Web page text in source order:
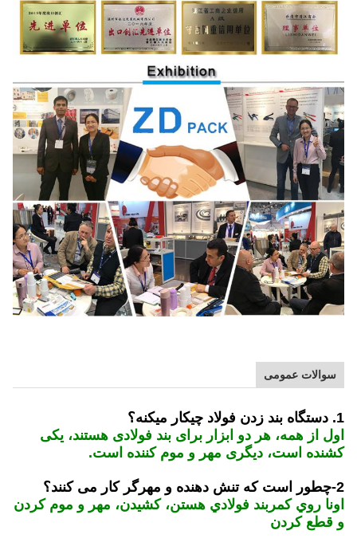
سوالات عمومی
1. دستگاه بند زدن فولاد چيکار ميکنه؟
اول از همه، هر دو ابزار برای بند فولادی هستند، یکی
کشنده است، دیگری مهر و موم کننده است.
2-چطور است که تنش دهنده و مهرگر کار می کنند؟
اونا روي کمربند فولادي هستن، کشيدن، مهر و موم کردن
و قطع کردن